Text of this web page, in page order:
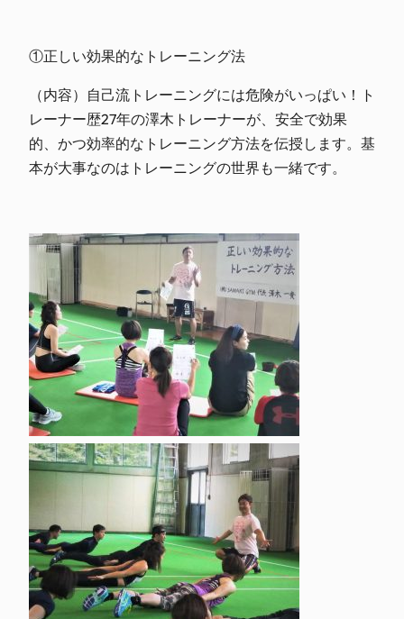
①正しい効果的なトレーニング法
（内容）自己流トレーニングには危険がいっぱい！ト
レーナー歴27年の澤木トレーナーが、安全で効果
的、かつ効率的なトレーニング方法を伝授します。基
本が大事なのはトレーニングの世界も一緒です。